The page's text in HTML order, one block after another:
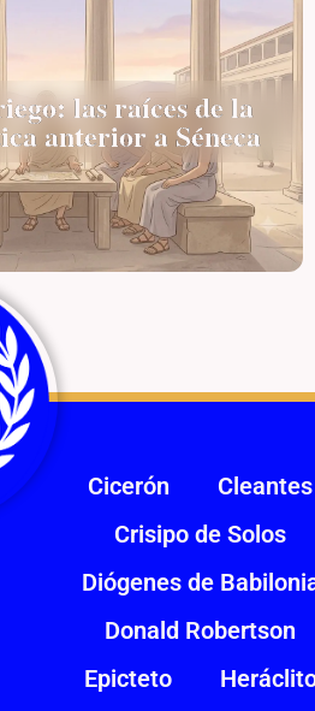
las raíces de la
anterior a Séneca
Cicerón
Cleantes
Crisipo de Solos
Diógenes de
Donald Robertson
Epicteto